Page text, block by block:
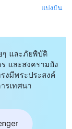
แบ่งปัน
ๆ และภัยพิบัติ
และสงครามยัง
งมีพระประสงค์
รเทศนา